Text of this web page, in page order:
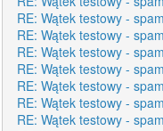
RE: Wątek testowy -
RE: Wątek testowy -
RE: Wątek testowy -
RE: Wątek testowy -
RE: Wątek testowy -
RE: Wątek testowy -
RE: Wątek testowy -